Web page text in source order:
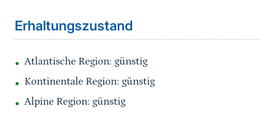
Erhaltungszustand
Atlantische Region: günstig
Kontinentale Region: günstig
Alpine Region: günstig
Sprungmarke